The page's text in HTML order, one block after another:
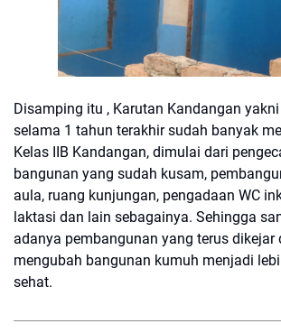
Disamping itu , Karutan Kandangan
selama 1 tahun terakhir sudah banyak
Kelas IIB Kandangan, dimulai dari
bangunan yang sudah kusam,
aula, ruang kunjungan, pengadaan WC
laktasi dan lain sebagainya. Sehingga
adanya pembangunan yang terus dikejar
mengubah bangunan kumuh menjadi
sehat.